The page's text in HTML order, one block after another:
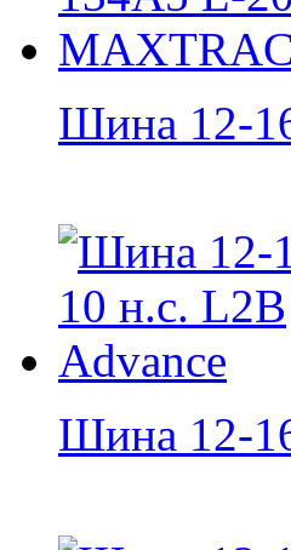
Шина 12-
Шина 12-